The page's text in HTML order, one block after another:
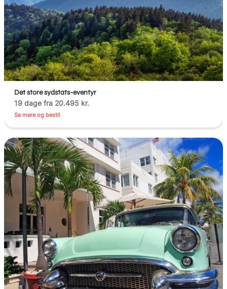
Det store sydstats-eventyr
19 dage fra 20.495 kr.
Se mere og bestil